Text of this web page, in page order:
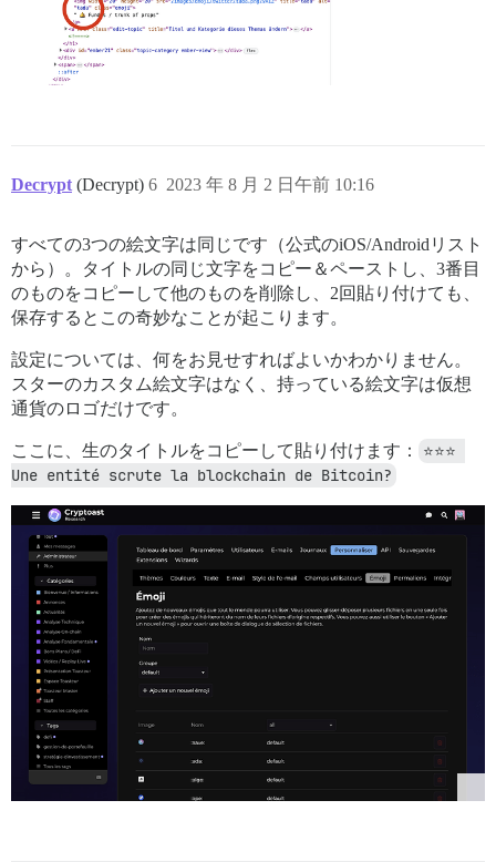
Decrypt (Decrypt) 2023 年 8 月 2 日午前 10:16
6
すべての3つの絵文字は同じです（公式のiOS/Androidリスト
から）。タイトルの同じ文字をコピー＆ペーストし、3番目
のものをコピーして他のものを削除し、2回貼り付けても、
保存するとこの奇妙なことが起こります。
設定については、何をお見せすればよいかわかりません。
スターのカスタム絵文字はなく、持っている絵文字は仮想
通貨のロゴだけです。
ここに、生のタイトルをコピーして貼り付けます：
⭐️⭐️⭐️
Une entité scrute la blockchain de Bitcoin?